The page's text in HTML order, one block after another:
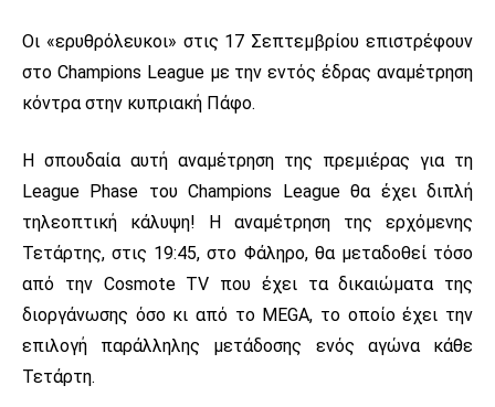
Οι «ερυθρόλευκοι» στις 17 Σεπτεμβρίου επιστρέφουν
στο Champions League με την εντός έδρας αναμέτρηση
κόντρα στην κυπριακή Πάφο.
Η σπουδαία αυτή αναμέτρηση της πρεμιέρας για τη
League Phase του Champions League θα έχει διπλή
τηλεοπτική κάλυψη! Η αναμέτρηση της ερχόμενης
Τετάρτης, στις 19:45, στο Φάληρο, θα μεταδοθεί τόσο
από την Cosmote TV που έχει τα δικαιώματα της
διοργάνωσης όσο κι από το MEGA, το οποίο έχει την
επιλογή παράλληλης μετάδοσης ενός αγώνα κάθε
Τετάρτη.